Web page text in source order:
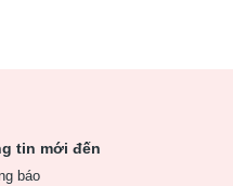
tin mới đến
báo